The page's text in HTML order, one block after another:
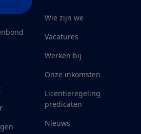
Wie zijn we
Vacatures
Werken bij
Onze inkomsten
Licentieregeling
predicaten
Nieuws